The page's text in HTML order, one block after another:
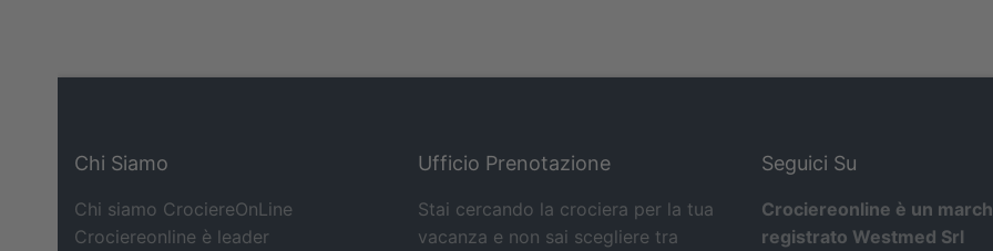
Chi Siamo
Chi siamo CrociereOnLine
Crociereonline è leader
Ufficio Prenotazione
Stai cercando la crociera per la tua
vacanza e non sai scegliere tra
Seguici Su
Crociereonline è un
registrato Westmed Srl